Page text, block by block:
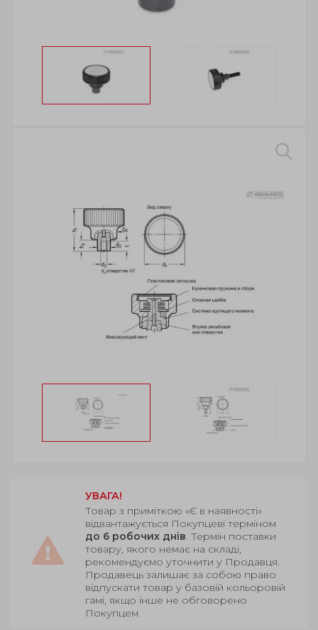
УВАГА!
Товар з приміткою «Є в наявності»
відвантажується Покупцеві терміном
до 6 робочих днів. Термін поставки
товару, якого немає на складі,
рекомендуємо уточнити у Продавця.
Продавець залишає за собою право
відпускати товар у базовій кольоровій
гамі, якщо інше не обговорено
Покупцем.